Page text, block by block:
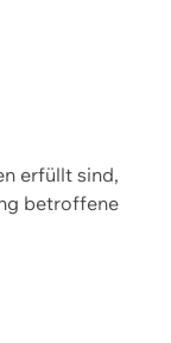
erfüllt sind,
betroffene